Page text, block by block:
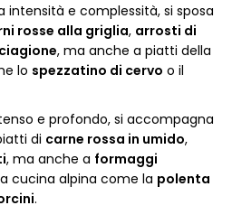
intensità e complessità, si sposa
rosse alla griglia, arrosti di
, ma anche a piatti della
lo spezzatino di cervo o il
e profondo, si accompagna
di carne rossa in umido,
, ma anche a formaggi
cucina alpina come la polenta
.